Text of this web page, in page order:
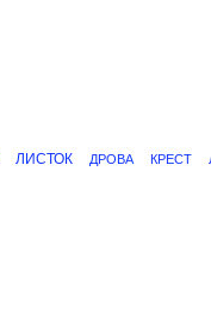
ЛИСТОК ДРОВА КРЕСТ